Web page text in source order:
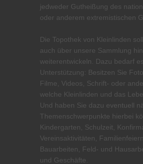
jedweder Gutheißung des
oder anderem extremistischen
Die Topothek von Kleinlinden
auch über unsere Sammlung
weiterentwickeln. Dazu bedarf
Unterstützung: Besitzen Sie
Filme, Videos, Schrift- oder
welche Kleinlinden und das
Und haben Sie dazu eventuell
Themenschwerpunkte hierbei
Kindergarten, Schulzeit,
Vereinsaktivitäten,
Bauarbeiten, Feld- und
und Geschäfte.